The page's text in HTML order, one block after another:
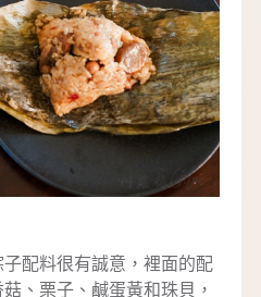
配料很有誠意，裡面的配
、栗子、鹹蛋黃和珠貝，